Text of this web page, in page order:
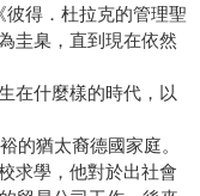
得．杜拉克的管理聖
圭臬，直到現在依然
在什麼樣的時代，以
的猶太裔德國家庭。
求學，他對於出社會